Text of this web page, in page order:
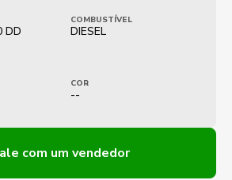
DD
COMBUSTÍVEL
DIESEL
COR
--
com um vendedor